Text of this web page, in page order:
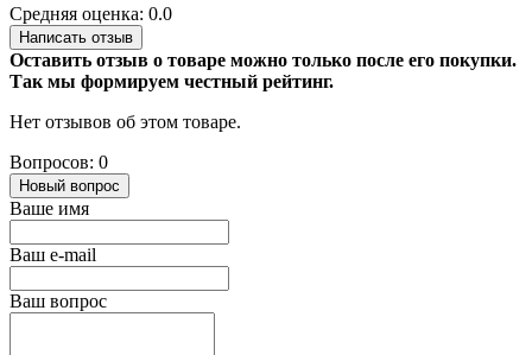
Средняя оценка: 0.0
Написать отзыв
Оставить отзыв о товаре можно только после его покупки.
Так мы формируем честный рейтинг.
Нет отзывов об этом товаре.
Вопросов: 0
Новый вопрос
Ваше имя
Ваш e-mail
Ваш вопрос